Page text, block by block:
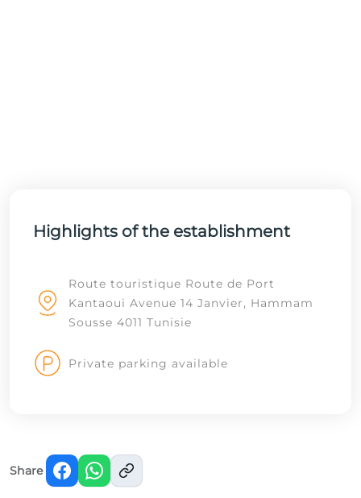
Highlights of the establishment
Route touristique Route de Port
Kantaoui Avenue 14 Janvier, Hammam
Sousse 4011 Tunisie
Private parking available
Share